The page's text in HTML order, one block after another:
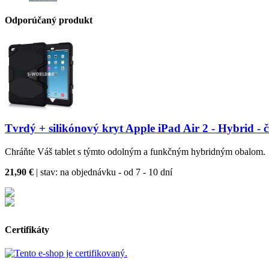
Odporúčaný produkt
Tvrdý + silikónový kryt Apple iPad Air 2 - Hybrid -
Chráňte Váš tablet s týmto odolným a funkčným hybridným obalom.
21,90 € | stav: na objednávku - od 7 - 10 dní
Certifikáty